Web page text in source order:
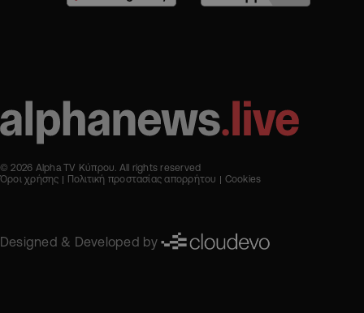
© 2026 Alpha TV Κύπρου. All rights reserved
Όροι χρήσης
Πολιτική προστασίας απορρήτου Cookies
Designed & Developed by